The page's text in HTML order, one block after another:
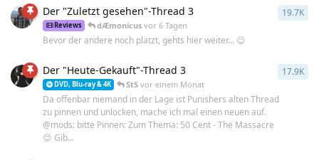
Der "Zuletzt gesehen"-Thread 3
Reviews dÆmonicus vor 6 Tagen
Bevor der andere noch platzt, gehts hier weiter... 😉
19.7K
Der "Heute-Gekauft"-Thread 3
DVD, Blu-ray & 4K StS vor einem Monat
Da offenbar niemand in der Lage ist Punishers alten Thread
zu pinnen und unlocken, mache ich mal einen neuen auf.
@mods: bitte Pinnen: Zum Thema: 50 Cent - The Massacre
😊 Gib...
17.9K